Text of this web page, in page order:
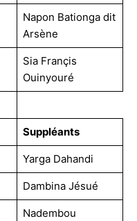
Napon Bationga dit
Arsène
Sia Françis
Ouinyouré
Suppléants
Yarga Dahandi
Dambina Jésué
Nadembou